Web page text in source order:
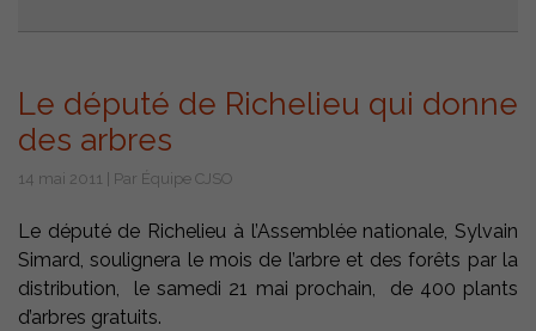
Le député de Richelieu qui donne
des arbres
14 mai 2011 | Par Équipe CJSO
Le député de Richelieu à l’Assemblée nationale, Sylvain
Simard, soulignera le mois de l’arbre et des forêts par la
distribution, le samedi 21 mai prochain, de 400 plants
d’arbres gratuits.